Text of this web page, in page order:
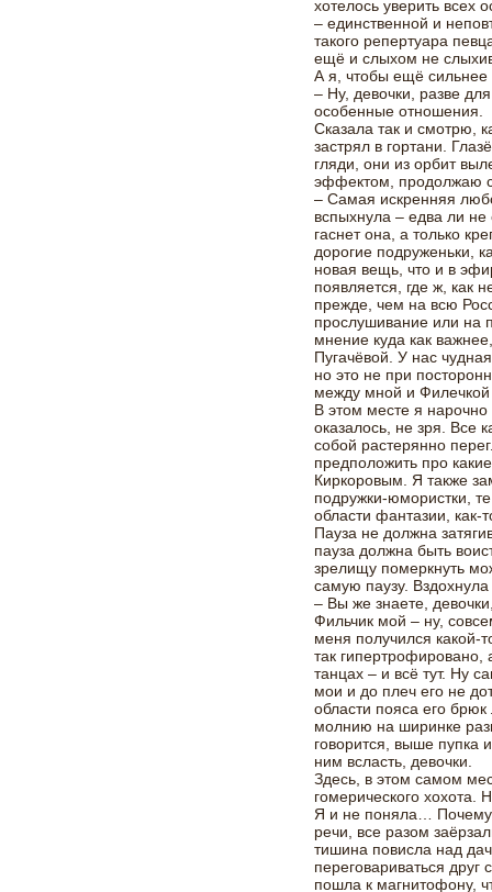
хотелось уверить всех
– единственной и
такого репертуара
ещё и слыхом не
А я, чтобы ещё сильнее
– Ну, девочки, разве
особенные отношения.
Сказала так и смотрю,
застрял в гортани.
гляди, они из орбит
эффектом, продолжаю
– Самая искренняя
вспыхнула – едва ли
гаснет она, а только
дорогие подруженьки,
новая вещь, что и в
появляется, где ж, как
прежде, чем на всю
прослушивание или на
мнение куда как
Пугачёвой. У нас
но это не при
между мной и
В этом месте я
оказалось, не зря. Все
собой растерянно
предположить про
Киркоровым. Я также
подружки-юмористки,
области фантазии,
Пауза не должна
пауза должна быть
зрелищу померкнуть
самую паузу. Вздохнула
– Вы же знаете,
Фильчик мой – ну,
меня получился какой-
так
танцах – и всё тут. Ну
мои и до плеч его не
области пояса его
молнию на ширинке
говорится, выше пупка
ним всласть, девочки.
Здесь, в этом самом
гомерического хохота.
Я и не поняла…
речи, все разом
тишина повисла над
переговариваться друг
пошла к магнитофону,